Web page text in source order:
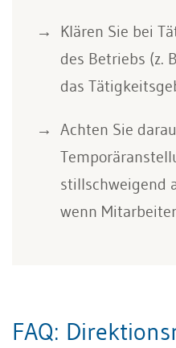
Klären Sie bei
des Betriebs (z.
das
Achten Sie
stillschweigend
wenn
FAQ: